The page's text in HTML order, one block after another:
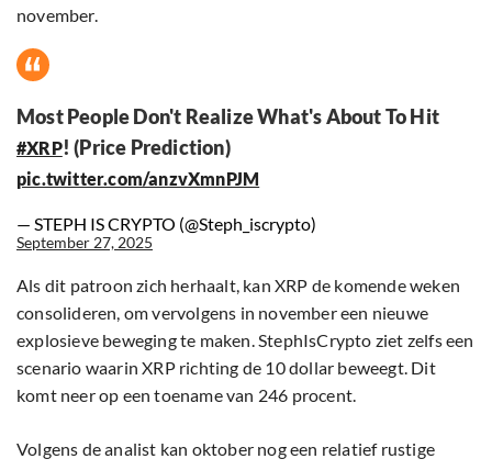
november.
Most People Don't Realize What's About To Hit
#XRP! (Price Prediction)
pic.twitter.com/anzvXmnPJM
— STEPH IS CRYPTO (@Steph_iscrypto)
September 27, 2025
Als dit patroon zich herhaalt, kan XRP de komende weken
consolideren, om vervolgens in november een nieuwe
explosieve beweging te maken. StephIsCrypto ziet zelfs een
scenario waarin XRP richting de 10 dollar beweegt. Dit
komt neer op een toename van 246 procent.
Volgens de analist kan oktober nog een relatief rustige